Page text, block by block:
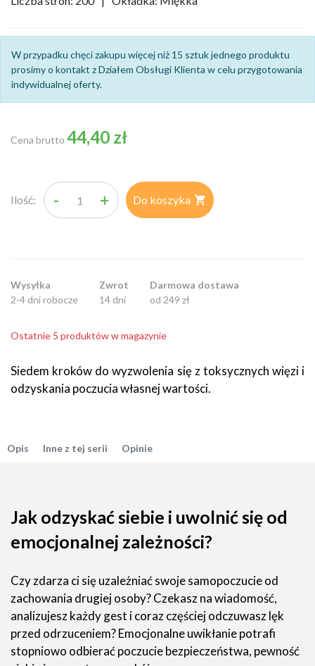
W przypadku chęci zakupu więcej niż 15 sztuk jednego produktu
prosimy o kontakt z Działem Obsługi Klienta w celu przygotowania
indywidualnej oferty.
Cena brutto 44,40 zł
Ilość: - + Do koszyka 
Wysyłka
2-4 dni robocze
Zwrot
14 dni
Darmowa dostawa
od 249 zł
Ostatnie 5 produktów w magazynie
Siedem kroków do wyzwolenia się z toksycznych więzi i
odzyskania poczucia własnej wartości.
Opis Inne z tej serii Opinie
Jak odzyskać siebie i uwolnić się od
emocjonalnej zależności?
Czy zdarza ci się uzależniać swoje samopoczucie od
zachowania drugiej osoby? Czekasz na wiadomość,
analizujesz każdy gest i coraz częściej odczuwasz lęk
przed odrzuceniem? Emocjonalne uwikłanie potrafi
stopniowo odbierać poczucie bezpieczeństwa, pewność